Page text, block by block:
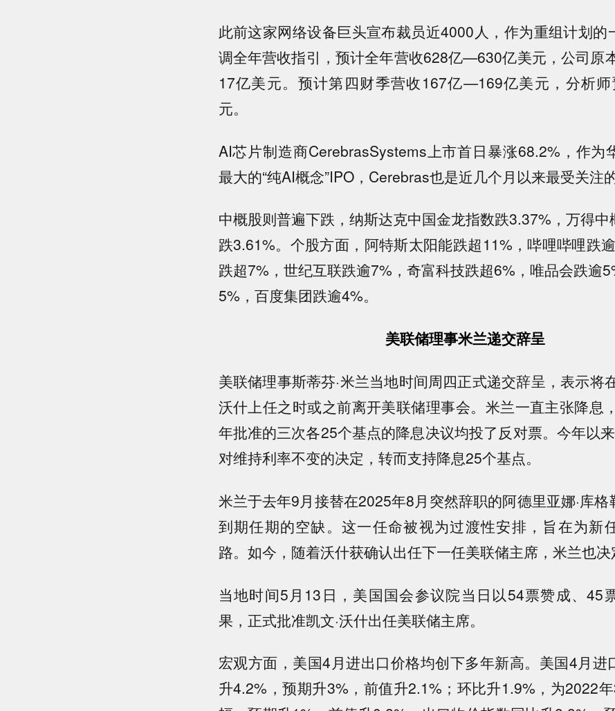
此前这家网络设备巨头宣布裁员近4000人，作为重组计划的
调全年营收指引，预计全年营收628亿—630亿美元，公司原
17亿美元。预计第四财季营收167亿—169亿美元，分析
元。
AI芯片制造商CerebrasSystems上市首日暴涨68.2%，作为
最大的“纯AI概念”IPO，Cerebras也是近几个月以来最受关注
中概股则普遍下跌，纳斯达克中国金龙指数跌3.37%，万得中
跌3.61%。个股方面，阿特斯太阳能跌超11%，哔哩哔哩跌
跌超7%，世纪互联跌逾7%，奇富科技跌超6%，唯品会跌逾
5%，百度集团跌逾4%。
美联储理事米兰递交辞呈
美联储理事斯蒂芬·米兰当地时间周四正式递交辞呈，表示将
沃什上任之时或之前离开美联储理事会。米兰一直主张降息
年批准的三次各25个基点的降息决议均投了反对票。今年以
对维持利率不变的决定，转而支持降息25个基点。
米兰于去年9月接替在2025年8月突然辞职的阿德里亚娜·库格
到期任期的空缺。这一任命被视为过渡性安排，旨在为新
路。如今，随着沃什获确认出任下一任美联储主席，米兰也决
当地时间5月13日，美国国会参议院当日以54票赞成、45
果，正式批准凯文·沃什出任美联储主席。
宏观方面，美国4月进出口价格均创下多年新高。美国4月进
升4.2%，预期升3%，前值升2.1%；环比升1.9%，为2022